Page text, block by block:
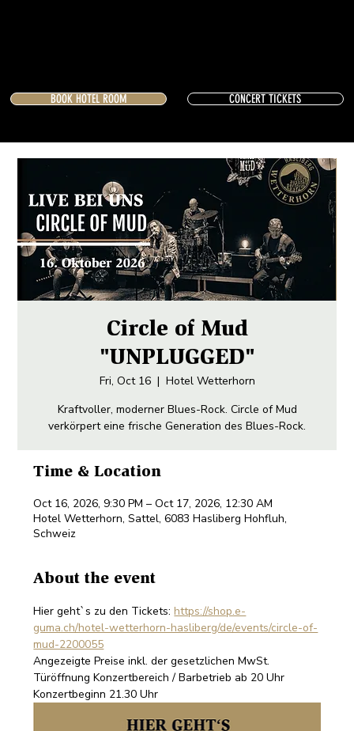
CONCERT TICKETS
BOOK HOTEL ROOM
Circle of Mud
"UNPLUGGED"
Fri, Oct 16
  |
Hotel Wetterhorn
Kraftvoller, moderner Blues-Rock. Circle of Mud
verkörpert eine frische Generation des Blues-Rock.
Time & Location
Oct 16, 2026, 9:30 PM – Oct 17, 2026, 12:30 AM
Hotel Wetterhorn, Sattel, 6083 Hasliberg Hohfluh,
Schweiz
About the event
Hier geht`s zu den Tickets: https://shop.e-
guma.ch/hotel-wetterhorn-hasliberg/de/events/circle-of-
mud-2200055
Angezeigte Preise inkl. der gesetzlichen MwSt.
Türöffnung Konzertbereich / Barbetrieb ab 20 Uhr
Konzertbeginn 21.30 Uhr